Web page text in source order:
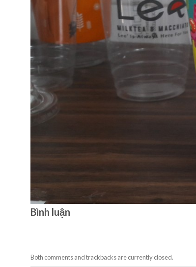
Bình luận
Both comments and trackbacks are currently closed.